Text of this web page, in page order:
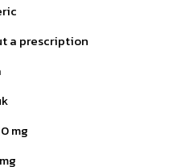
a prescription
mg